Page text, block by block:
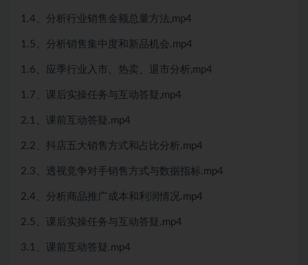
1.4、分析行业销售金额总量方法,mp4
1.5、分析销售集中度和新品机会.mp4
1.6、应季行业入市、热卖、退市分析,mp4
1.7、课后实操任务与互动答疑,mp4
2.1、课前互动答疑.mp4
2.2、抖店五大销售方式和占比分析.mp4
2.3、透视竞争对手销售方式与数据指标.mp4
2.4、分析商品推广成本和利润情况.mp4
2.5、课后实操任务与互动答疑.mp4
3.1、课前互动答疑.mp4